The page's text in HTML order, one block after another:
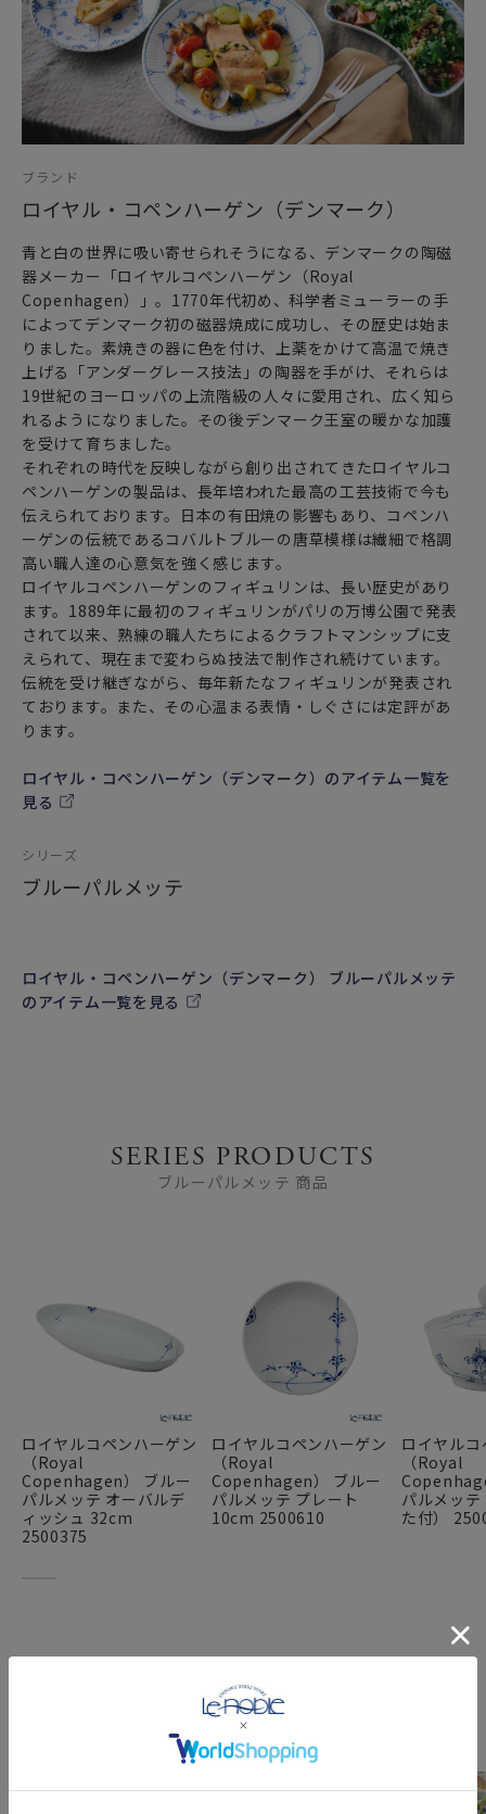
ブランド
ロイヤル・コペンハーゲン（デンマーク）
青と白の世界に吸い寄せられそうになる、デンマークの陶磁
器メーカー「ロイヤルコペンハーゲン（Royal
Copenhagen）」。1770年代初め、科学者ミューラーの手
によってデンマーク初の磁器焼成に成功し、その歴史は始ま
りました。素焼きの器に色を付け、上薬をかけて高温で焼き
上げる「アンダーグレース技法」の陶器を手がけ、それらは
19世紀のヨーロッパの上流階級の人々に愛用され、広く知ら
れるようになりました。その後デンマーク王室の暖かな加護
を受けて育ちました。
それぞれの時代を反映しながら創り出されてきたロイヤルコ
ペンハーゲンの製品は、長年培われた最高の工芸技術で今も
伝えられております。日本の有田焼の影響もあり、コペンハ
ーゲンの伝統であるコバルトブルーの唐草模様は繊細で格調
高い職人達の心意気を強く感じます。
ロイヤルコペンハーゲンのフィギュリンは、長い歴史があり
ます。1889年に最初のフィギュリンがパリの万博公園で発表
されて以来、熟練の職人たちによるクラフトマンシップに支
えられて、現在まで変わらぬ技法で制作され続けています。
伝統を受け継ぎながら、毎年新たなフィギュリンが発表され
ております。また、その心温まる表情・しぐさには定評があ
ります。
ロイヤル・コペンハーゲン（デンマーク）のアイテム一覧を
見る
シリーズ
ブルーパルメッテ
ロイヤル・コペンハーゲン（デンマーク） ブルーパルメッテ
のアイテム一覧を見る
SERIES PRODUCTS
ブルーパルメッテ 商品
ロイヤルコペンハーゲン
（Royal
Copenhagen） ブルー
パルメッテ オーバルデ
ィッシュ 32cm
2500375
ロイヤルコペンハーゲン
（Royal
Copenhagen） ブルー
パルメッテ プレート
10cm 2500610
ロイヤル
（Royal
パルメッ
た付）
FEATURE
特集